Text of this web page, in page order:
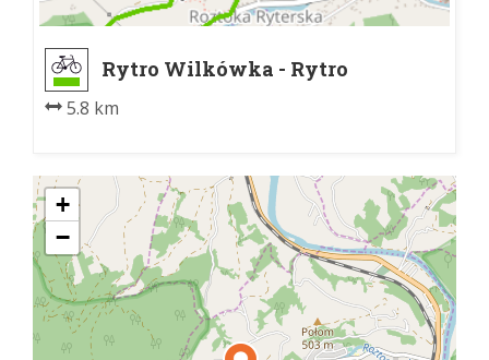
Rytro Wilkówka - Rytro
Wilkówka
5.8 km
+
−